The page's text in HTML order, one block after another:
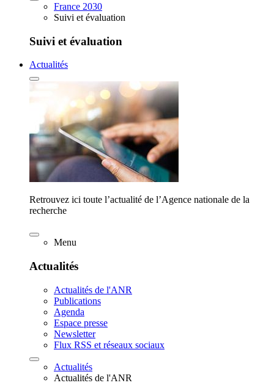
France 2030
Suivi et évaluation
Suivi et évaluation
Actualités
Retrouvez ici toute l’actualité de l’Agence nationale de la
recherche
Menu
Actualités
Actualités de l'ANR
Publications
Agenda
Espace presse
Newsletter
Flux RSS et réseaux sociaux
Actualités
Actualités de l'ANR